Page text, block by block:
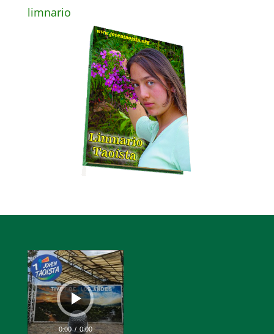
limnario
Reproductor
de
audio
0:00 / 0:00